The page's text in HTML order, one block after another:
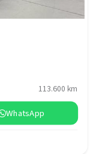
113.600 km
WhatsApp